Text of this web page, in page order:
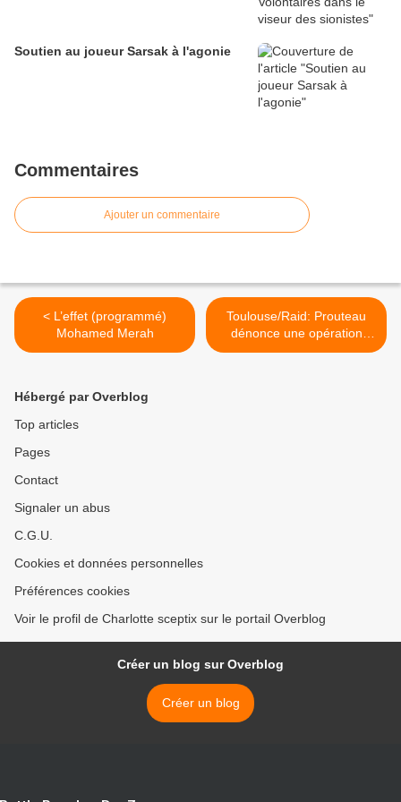
Soutien au joueur Sarsak à l'agonie
Commentaires
Ajouter un commentaire
< L’effet (programmé)
Mohamed Merah
Toulouse/Raid: Prouteau
dénonce une opération
"sans schéma tactique
Hébergé par Overblog
Top articles
Pages
Contact
Signaler un abus
C.G.U.
Cookies et données personnelles
Préférences cookies
Voir le profil de Charlotte sceptix sur le portail Overblog
Créer un blog sur Overblog
Créer un blog